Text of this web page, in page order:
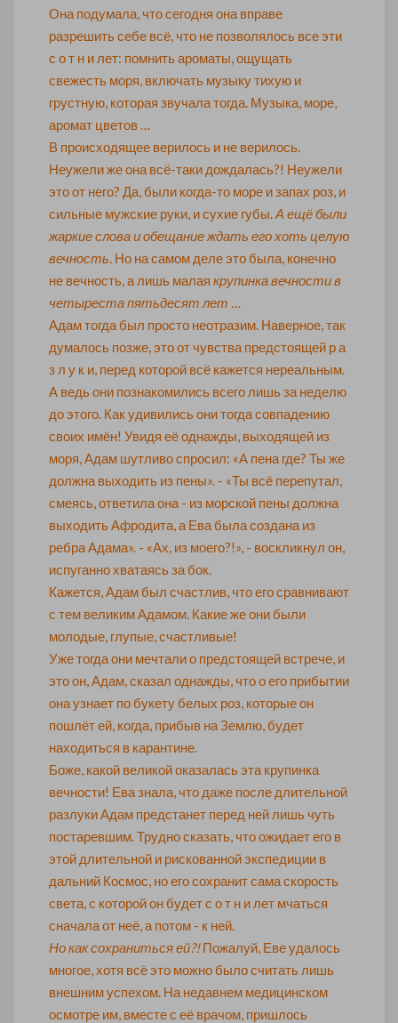
Она подумала, что сегодня она вправе
разрешить себе всё, что не позволялось все эти
с о т н и лет: помнить ароматы, ощущать
свежесть моря, включать музыку тихую и
грустную, которая звучала тогда. Музыка, море,
аромат цветов …
В происходящее верилось и не верилось.
Неужели же она всё-таки дождалась?! Неужели
это от него? Да, были когда-то море и запах роз, и
сильные мужские руки, и сухие губы.А ещё были
жаркие слова и обещание ждать его хоть целую
вечность. Но на самом деле это была, конечно
не вечность, а лишь малая крупинка вечности в
четыреста пятьдесят лет …
Адам тогда был просто неотразим. Наверное, так
думалось позже, это от чувства предстоящей р а
з л у к и, перед которой всё кажется нереальным.
А ведь они познакомились всего лишь за неделю
до этого. Как удивились они тогда совпадению
своих имён! Увидя её однажды, выходящей из
моря, Адам шутливо спросил: «А пена где? Ты же
должна выходить из пены». - «Ты всё перепутал,
смеясь, ответила она - из морской пены должна
выходить Афродита, а Ева была создана из
ребра Адама». - «Ах, из моего?!», - воскликнул он,
испуганно хватаясь за бок.
Кажется, Адам был счастлив, что его сравнивают
с тем великим Адамом. Какие же они были
молодые, глупые, счастливые!
Уже тогда они мечтали о предстоящей встрече, и
это он, Адам, сказал однажды, что о его прибытии
она узнает по букету белых роз, которые он
пошлёт ей, когда, прибыв на Землю, будет
находиться в карантине.
Боже, какой великой оказалась эта крупинка
вечности! Ева знала, что даже после длительной
разлуки Адам предстанет перед ней лишь чуть
постаревшим. Трудно сказать, что ожидает его в
этой длительной и рискованной экспедиции в
дальний Космос, но его сохранит сама скорость
света, с которой он будет с о т н и лет мчаться
сначала от неё, а потом - к ней.
Но как сохраниться ей?!Пожалуй, Еве удалось
многое, хотя всё это можно было считать лишь
внешним успехом. На недавнем медицинском
осмотре им, вместе с её врачом, пришлось